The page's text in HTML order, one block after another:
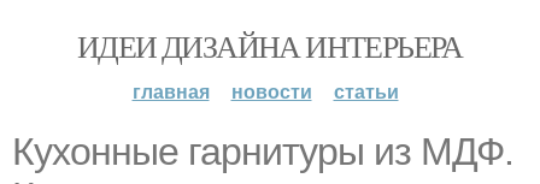
ИДЕИ ДИЗАЙНА ИНТЕРЬЕРА
главная новости статьи
Кухонные гарнитуры из МДФ.